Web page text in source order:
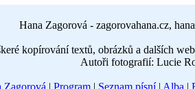
Hana Zagorová - zagorovahana.cz,
kopírování textů, obrázků a dalších
Autoři fotografií: Lucie
Zagorová | Program| Seznam písní| Alba |